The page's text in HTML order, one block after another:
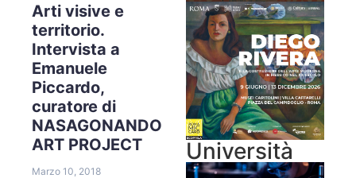
Arti visive e
territorio.
Intervista a
Emanuele
Piccardo,
curatore di
NASAGONANDO
ART PROJECT
Marzo 10, 2018
Università